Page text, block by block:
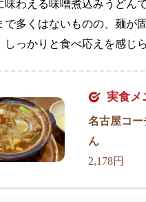
味わえる味噌煮込みうどんで
で多くはないものの、麺が
しっかりと食べ応えを感じ
実食メ
名古屋コ
ん
2,178円